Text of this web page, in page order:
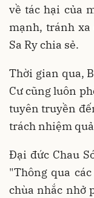
về tác hại của
mạnh, tránh xa
Sa Ry chia sẻ.
Thời gian qua,
Cư cũng luôn
tuyên truyền
trách nhiệm
Đại đức Chau
"Thông qua
chùa nhắc nhở